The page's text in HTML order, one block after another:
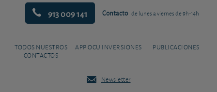
913 009 141 Contacto de lunes a viernes de 9h-14h
TODOS NUESTROS
CONTACTOS
APP OCU INVERSIONES PUBLICACIONES
Newsletter